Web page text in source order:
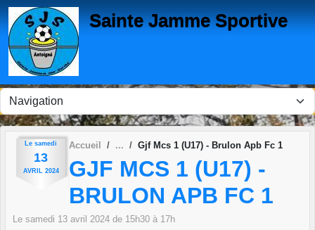
Sainte Jamme Sportive
Le samedi
13
AVRIL 2024
Accueil Gjf Mcs 1 (U17) - Brulon Apb Fc 1
GJF MCS 1 (U17) -
BRULON APB FC 1
Le samedi 13 avril 2024 de 15h30 à 17h
Panneau de gestion des cookies